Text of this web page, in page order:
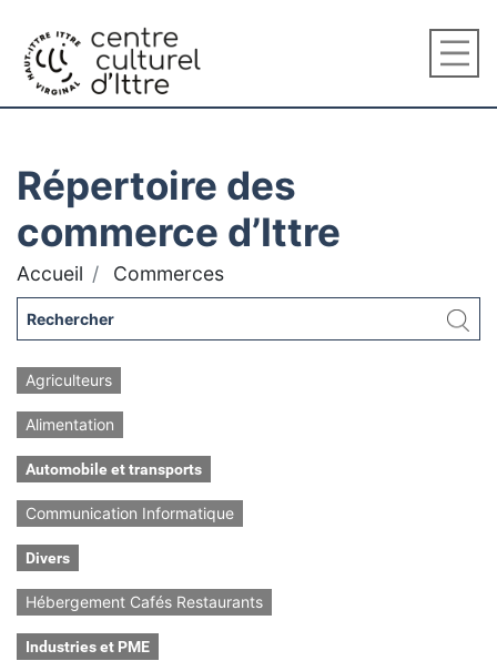
Répertoire des
commerce d’Ittre
Accueil Commerces
Agriculteurs
Alimentation
Automobile et transports
Communication Informatique
Divers
Hébergement Cafés Restaurants
Industries et PME